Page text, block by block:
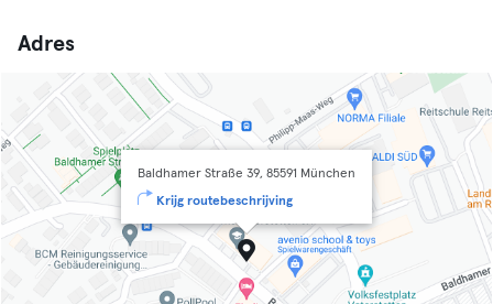
Adres
Baldhamer Straße 39, 85591 München
Krijg routebeschrijving